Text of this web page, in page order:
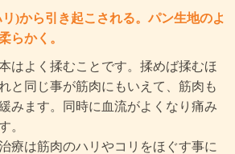
)から引き起こされる。パン生地のよ
らかく。
はよく揉むことです。揉めば揉むほ
と同じ事が筋肉にもいえて、筋肉も
みます。同時に血流がよくなり痛み
。
療は筋肉のハリやコリをほぐす事に